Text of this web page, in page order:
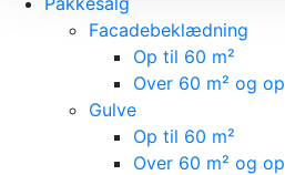
Facadebeklædning
Op til 60 m²
Over 60 m² og op
Gulve
Op til 60 m²
Over 60 m² og op